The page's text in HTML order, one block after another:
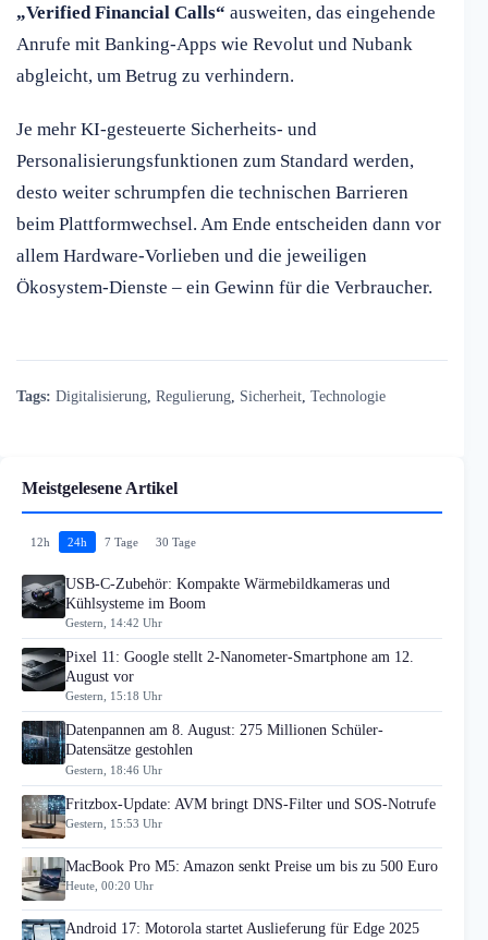
„Verified Financial Calls“ ausweiten, das eingehende
Anrufe mit Banking-Apps wie Revolut und Nubank
abgleicht, um Betrug zu verhindern.
Je mehr KI-gesteuerte Sicherheits- und
Personalisierungsfunktionen zum Standard werden,
desto weiter schrumpfen die technischen Barrieren
beim Plattformwechsel. Am Ende entscheiden dann vor
allem Hardware-Vorlieben und die jeweiligen
Ökosystem-Dienste – ein Gewinn für die Verbraucher.
Tags: Digitalisierung Regulierung Sicherheit Technologie
Meistgelesene Artikel
12h 24h 7 Tage 30 Tage
USB-C-Zubehör: Kompakte Wärmebildkameras und
Kühlsysteme im Boom
Gestern, 14:42 Uhr
Pixel 11: Google stellt 2-Nanometer-Smartphone am 12.
August vor
Gestern, 15:18 Uhr
Datenpannen am 8. August: 275 Millionen Schüler-
Datensätze gestohlen
Gestern, 18:46 Uhr
Fritzbox-Update: AVM bringt DNS-Filter und SOS-Notrufe
Gestern, 15:53 Uhr
MacBook Pro M5: Amazon senkt Preise um bis zu 500 Euro
Heute, 00:20 Uhr
Android 17: Motorola startet Auslieferung für Edge 2025